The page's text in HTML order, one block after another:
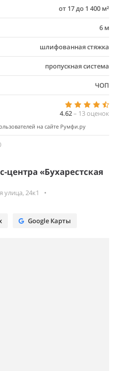
от 17 до 1 400 м²
6 м
шлифованная стяжка
пропускная система
ЧОП
4.62– 13 оценок
на сайте Румфи.ру
центра «Бухарестская
улица, 24к1
•
Google Карты